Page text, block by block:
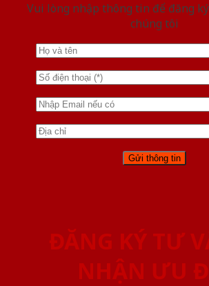
Vui lòng nhập thông tin để đăng
chúng tôi
ĐĂNG KÝ TƯ
NHẬN ƯU